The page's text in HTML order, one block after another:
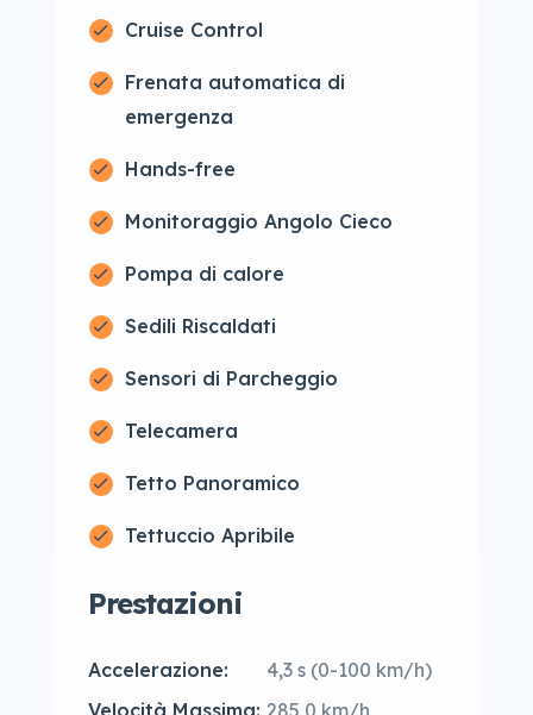
Cruise Control
Frenata automatica di
emergenza
Hands-free
Monitoraggio Angolo Cieco
Pompa di calore
Sedili Riscaldati
Sensori di Parcheggio
Telecamera
Tetto Panoramico
Tettuccio Apribile
Prestazioni
Accelerazione:
4,3 s (0-100 km/h)
Velocità Massima: 285,0 km/h